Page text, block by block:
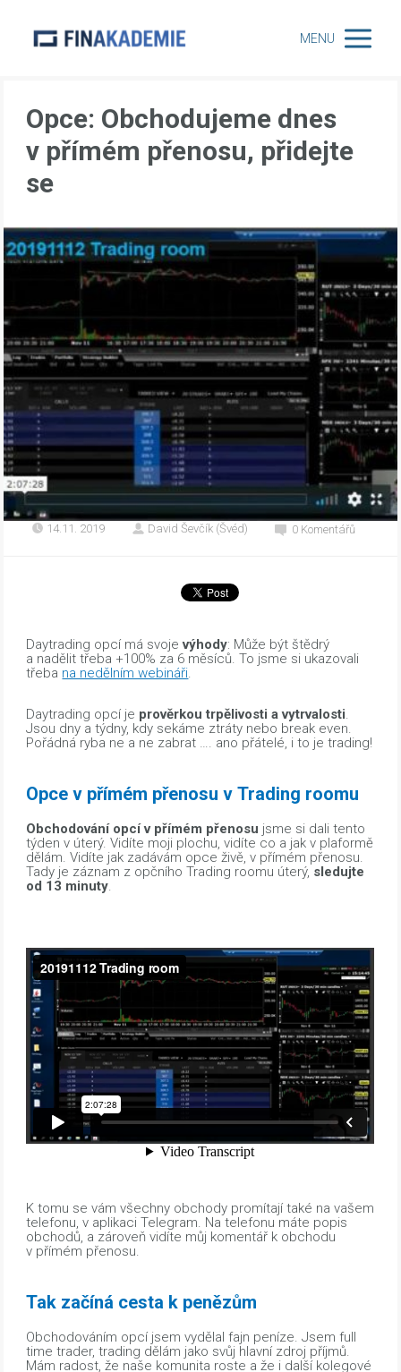
MENU
Opce: Obchodujeme dnes
v přímém přenosu, přidejte
se
14.11. 2019 David Ševčík (Švéd) 0 Komentářů
Daytrading opcí má svojevýhody: Může být štědrý
a nadělit třeba +100% za 6 měsíců. To jsme si ukazovali
třeba na nedělním webináři.
Daytrading opcí je prověrkou trpělivosti a vytrvalosti.
Jsou dny a týdny, kdy sekáme ztráty nebo break even.
Pořádná ryba ne a ne zabrat …. ano přátelé, i to je trading!
Opce v přímém přenosu v Trading roomu
Obchodování opcí v přímém přenosu jsme si dali tento
týden v úterý. Vidíte moji plochu, vidíte co a jak v plaformě
dělám. Vidíte jak zadávám opce živě, v přímém přenosu.
Tady je záznam z opčního Trading roomu úterý, sledujte
od 13 minuty.
K tomu se vám všechny obchody promítají také na vašem
telefonu, v aplikaci Telegram. Na telefonu máte popis
obchodů, a zároveň vidíte můj komentář k obchodu
v přímém přenosu.
Tak začíná cesta k penězům
Obchodováním opcí jsem vydělal fajn peníze. Jsem full
time trader, trading dělám jako svůj hlavní zdroj příjmů.
Mám radost, že naše komunita roste a že i další kolegové